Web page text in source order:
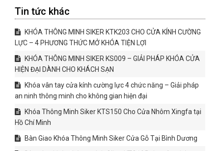
Tin tức khác
KHÓA THÔNG MINH SIKER KTK203 CHO CỬA KÍNH CƯỜNG
LỰC – 4 PHƯƠNG THỨC MỞ KHÓA TIỆN LỢI
KHÓA THÔNG MINH SIKER KS009 – GIẢI PHÁP KHÓA CỬA
HIỆN ĐẠI DÀNH CHO KHÁCH SẠN
Khóa vân tay cửa kính cường lực 4 chức năng – Giải pháp
an ninh thông minh cho không gian hiện đại
Khóa Thông Minh Siker KTS150 Cho Cửa Nhôm Xingfa tại
Hồ Chí Minh
Bàn Giao Khóa Thông Minh Siker Cửa Gỗ Tại Bình Dương